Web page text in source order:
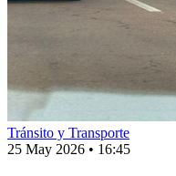
Tránsito y Transporte
25 May 2026 • 16:45